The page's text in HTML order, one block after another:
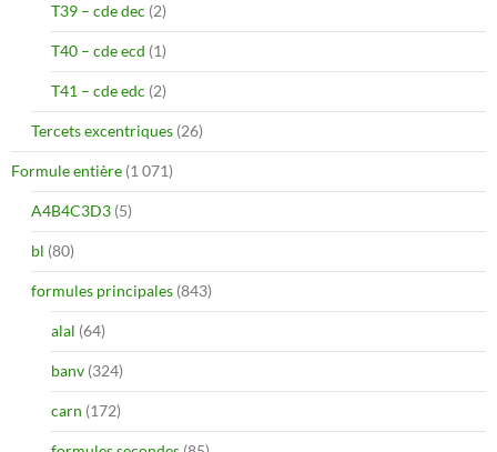
T39 – cde dec (2)
T40 – cde ecd (1)
T41 – cde edc (2)
Tercets excentriques (26)
Formule entière (1 071)
A4B4C3D3 (5)
bl (80)
formules principales (843)
alal (64)
banv (324)
carn (172)